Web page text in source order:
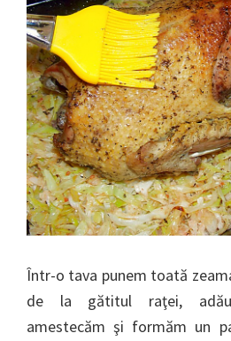
Într-o tava punem toată
de la gătitul raţei,
amestecăm şi formăm un